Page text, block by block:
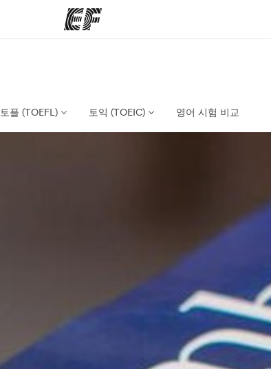
가까운 지사 검색 사업 부문
토플 (TOEFL) 토익 (TOEIC) 영어 시험 비교